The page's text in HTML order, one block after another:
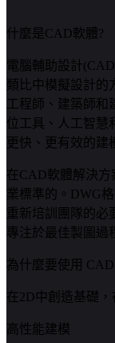
什麼是CAD軟體?
電腦輔助設計
類比中模擬設計的
工程師、建築師和
位工具、人工智慧
更快、更有效的建
在CAD軟體解決方
業標準的。DWG
重新培訓團隊的必
專注於最佳製圖過
為什麼要使用
在2D中創造基礎
高性能建模